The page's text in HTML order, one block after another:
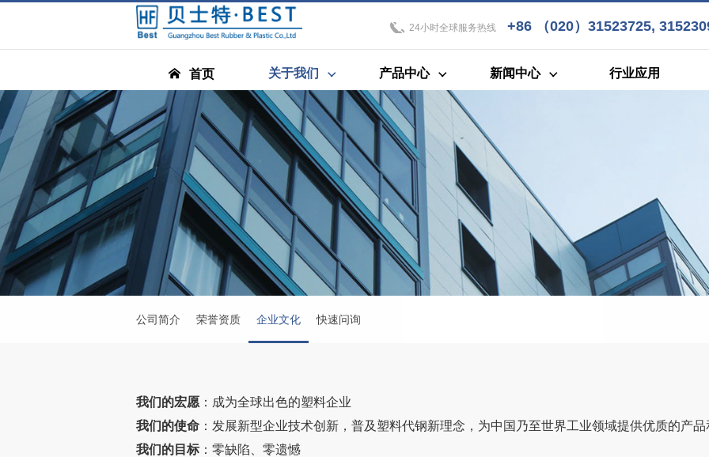
24小时全球服务热线 +86 （020）31523725,
首页 关于我们 产品中心 新闻中心 行业应用
公司简介 荣誉资质 企业文化 快速问询
我们的宏愿 ：成为全球出色的塑料企业
我们的使命 ：发展新型企业技术创新，普及塑料代钢新理念，为中国乃至世界工业领域提供优质的产
我们的目标：零缺陷、零遗憾